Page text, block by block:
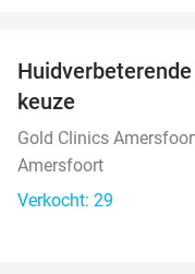
keuze
Gold Clinics
Amersfoort
Verkocht: 29